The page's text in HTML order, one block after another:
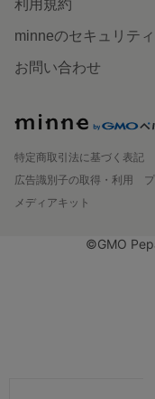
利用規約
minneのセキュリティ
お問い合わせ
特定商取引法に基づく表記
広告識別子の取得・利用
メディアキット
©GMO